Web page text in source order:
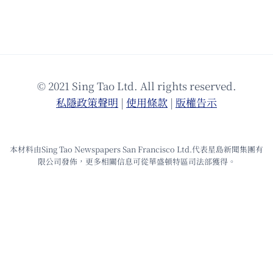
© 2021 Sing Tao Ltd. All rights reserved.
私隱政策聲明 | 使⽤條款 | 版權告⽰
本材料由Sing Tao Newspapers San Francisco Ltd.代表星島新聞集團有
限公司發佈，更多相關信息可從華盛頓特區司法部獲得。